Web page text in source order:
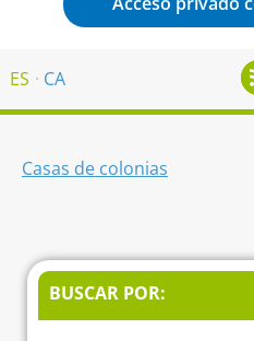
ES CA
Casas de colonias
BUSCAR POR: